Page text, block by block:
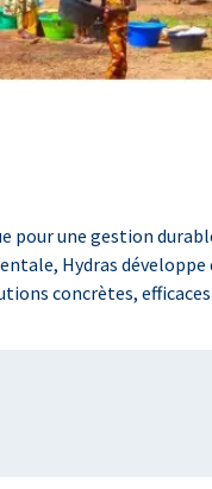
une gestion
Hydras
concrètes,